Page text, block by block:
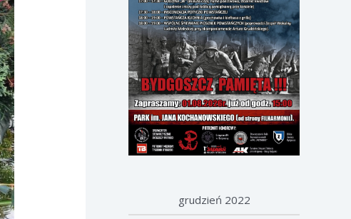
grudzień 2022